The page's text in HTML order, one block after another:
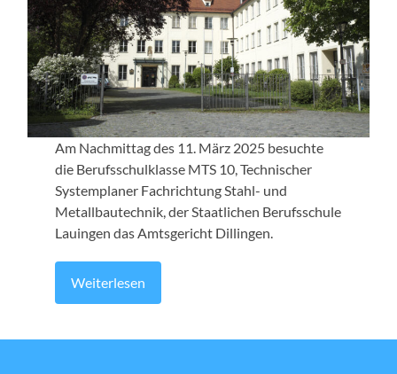
Am Nachmittag des 11. März 2025 besuchte
die Berufsschulklasse MTS 10, Technischer
Systemplaner Fachrichtung Stahl- und
Metallbautechnik, der Staatlichen Berufsschule
Lauingen das Amtsgericht Dillingen.
Weiterlesen